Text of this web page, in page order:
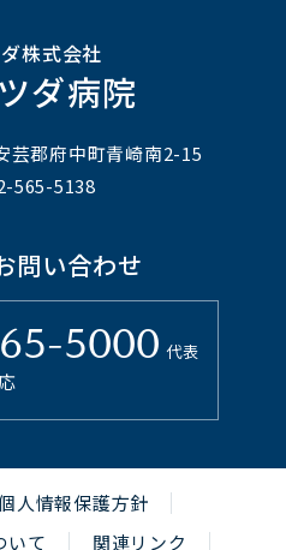
株式会社
ダ病院
芸郡府中町⻘崎南2-15
565-5138
問い合わせ
5000 代表
人情報保護方針
いて
関連リンク